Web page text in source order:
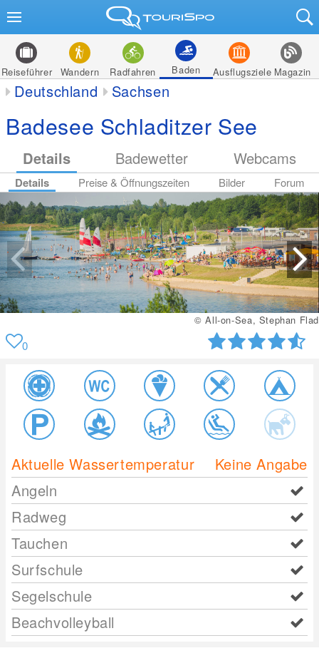
Reiseführer Wandern Radfahren Baden Ausflugsziele Magazin
Deutschland Sachsen
Badesee Schladitzer See
Details Badewetter Webcams
Details Preise & Öffnungszeiten Bilder Forum
© All-on-Sea, Stephan Flad
0
Aktuelle Wassertemperatur
Keine Angabe
Angeln
Radweg
Tauchen
Surfschule
Segelschule
Beachvolleyball